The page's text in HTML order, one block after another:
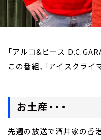
「アルコ&ピース
この番組、「アイスクライ
お土産・・・
先週の放送で酒井家の香